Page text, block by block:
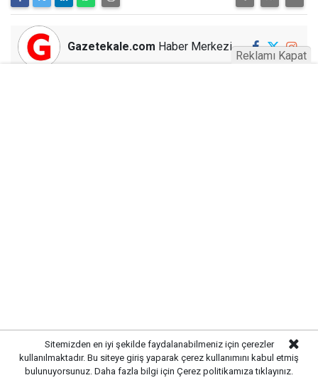
Gazetekale.com Haber Merkezi
Sitemizden en iyi şekilde faydalanabilmeniz için çerezler
kullanılmaktadır. Bu siteye giriş yaparak çerez kullanımını kabul etmiş
bulunuyorsunuz. Daha fazla bilgi için Çerez politikamıza tıklayınız.
Reklamı Kapat